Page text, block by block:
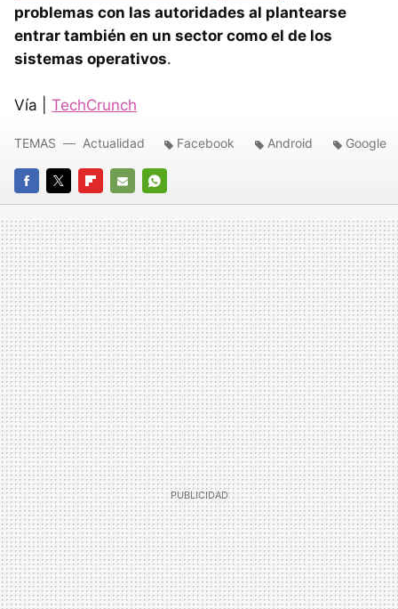
problemas con las autoridades al plantearse
entrar también en un sector como el de los
sistemas operativos.
Vía | TechCrunch
FACEBOOK
TWITTERFLIPBOARD
E-
MAIL
WHATSAPP
TEMAS Actualidad Facebook Android Google